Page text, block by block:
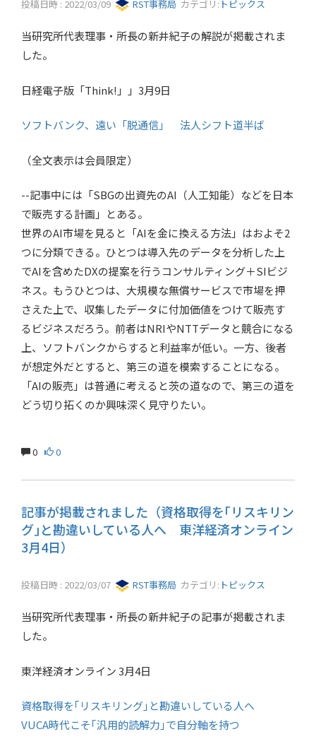
投稿日時 : 2022/03/09 RST事務局 カテゴリ: トピックス
当研究所代表理事・所長の新井紀子の解説が掲載されま
した。
日経電子版「Think!」」3月9日
ソフトバンク、遠い「脱通信」 法人シフト道半ば
（全文表示は会員限定）
--記事中には「SBGの出資先のAI（人工知能）などを日本
で販売する計画」とある。
世界のAI市場を見ると「AIを金に換える方法」はおよそ2
つに分類できる。ひとつは導入先のデータを分析した上
でAIを含めたDXの提案を行うコンサルティング＋SIビジ
ネス。もうひとつは、大規模な無償サービスで市場を押
さえた上で、収集したデータに付加価値をつけて販売す
るビジネスだろう。前者はNRIやNTTデータと競合になる
上、ソフトバンクからすると利益率が低い。一方、後者
が想定外だとすると、第三の道を模索することになる。
「AIの販売」は普通に考えると茨の道なので、第三の道を
どう切り拓くのか興味深く見守りたい。
0 0
記事が掲載されました（資格取得を｢リスキリン
グ｣と勘違いしている人へ 東洋経済オンライン
3月4日）
投稿日時 : 2022/03/07 RST事務局 カテゴリ: トピックス
当研究所代表理事・所長の新井紀子の記事が掲載されま
した。
東洋経済オンライン 3月4日
資格取得を｢リスキリング｣と勘違いしている人へ
VUCA時代こそ｢汎用的読解力｣で自分軸を持つ